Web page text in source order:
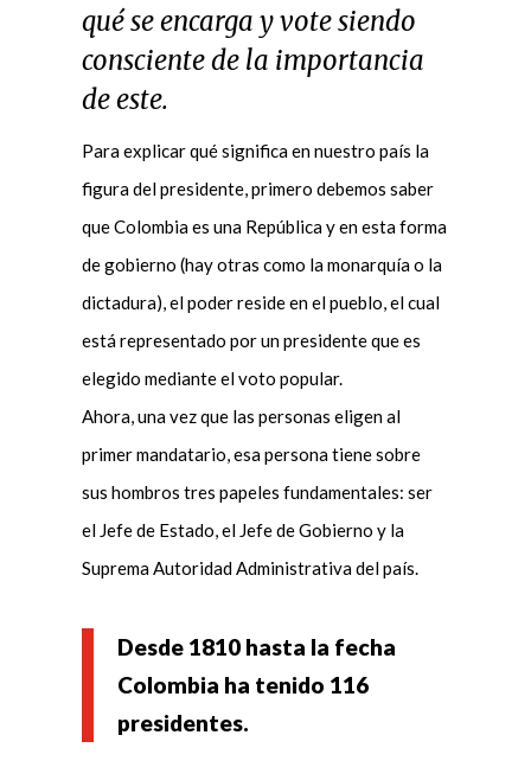
qué se encarga y vote siendo
consciente de la importancia
de este.
Para explicar qué significa en nuestro país la
figura del presidente, primero debemos saber
que Colombia es una República y en esta forma
de gobierno (hay otras como la monarquía o la
dictadura), el poder reside en el pueblo, el cual
está representado por un presidente que es
elegido mediante el voto popular.
Ahora, una vez que las personas eligen al
primer mandatario, esa persona tiene sobre
sus hombros tres papeles fundamentales: ser
el Jefe de Estado, el Jefe de Gobierno y la
Suprema Autoridad Administrativa del país.
Desde 1810 hasta la fecha
Colombia ha tenido 116
presidentes.